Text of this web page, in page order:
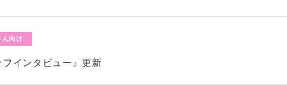
ん向け
インタビュー』更新